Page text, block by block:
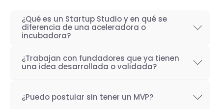
¿Qué es un Startup Studio y en qué se
diferencia de una aceleradora o
incubadora?
Un Startup Studio es una organización capaz
de construir startups de manera iterativa,
con experiencia. También se les conoce
¿Trabajan con fundadores que ya tienen
una idea desarrollada o validada?
Startup Studio es lograr un proceso iterativo
¿Puedo postular sin tener un MVP?